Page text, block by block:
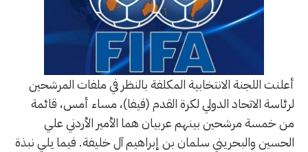
أعلنت اللجنة الانتخابية المكلفة بالنظر في ملفات المرشحين
لرئاسة الاتحاد الدولي لكرة القدم (فيفا)، مساء أمس، قائمة
من خمسة مرشحين بينهم عربيان هما الأمير الأردني علي
الحسين والبحريني سلمان بن إبراهيم آل خليفة. فيما يلي نبذة